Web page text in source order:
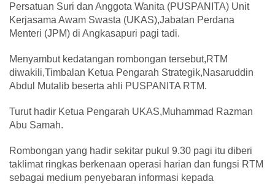
Persatuan Suri dan Anggota Wanita (PUSPANITA) Unit
Kerjasama Awam Swasta (UKAS),Jabatan Perdana
Menteri (JPM) di Angkasapuri pagi tadi.
Menyambut kedatangan rombongan tersebut,RTM
diwakili,Timbalan Ketua Pengarah Strategik,Nasaruddin
Abdul Mutalib beserta ahli PUSPANITA RTM.
Turut hadir Ketua Pengarah UKAS,Muhammad Razman
Abu Samah.
Rombongan yang hadir sekitar pukul 9.30 pagi itu diberi
taklimat ringkas berkenaan operasi harian dan fungsi RTM
sebagai medium penyebaran informasi kepada